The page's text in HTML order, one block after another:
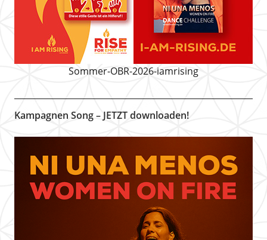
Sommer-OBR-2026-iamrising
Kampagnen Song – JETZT downloaden!